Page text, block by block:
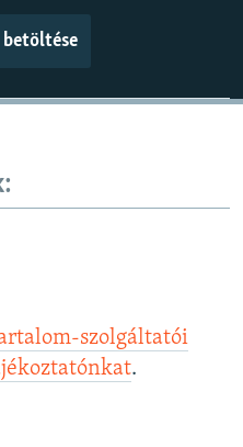
betöltése
szolgáltatói
.